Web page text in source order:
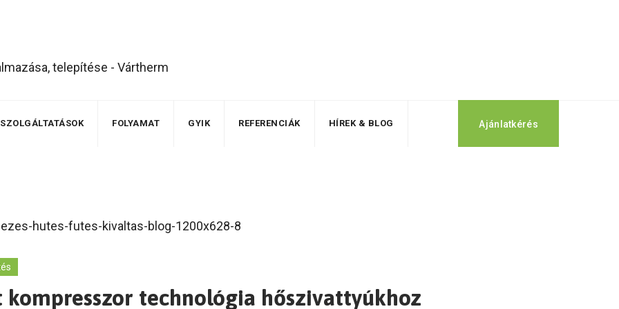
SZOLGÁLTATÁSOK FOLYAMAT GYIK REFERENCIÁK HÍREK & BLOG Ajánlatkérés
technológia hőszivattyúkhoz